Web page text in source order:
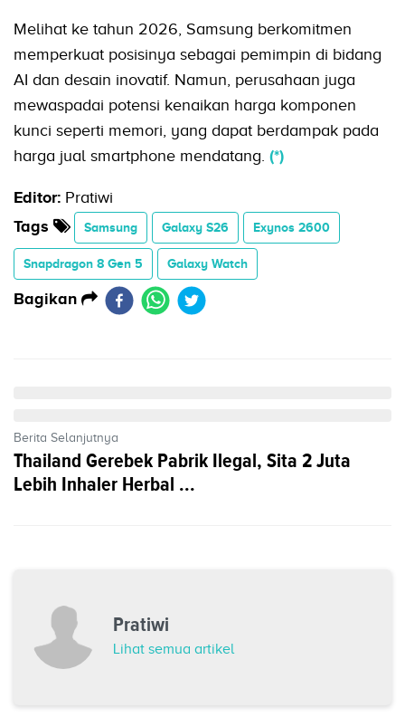
Melihat ke tahun 2026, Samsung berkomitmen
memperkuat posisinya sebagai pemimpin di bidang
AI dan desain inovatif. Namun, perusahaan juga
mewaspadai potensi kenaikan harga komponen
kunci seperti memori, yang dapat berdampak pada
harga jual smartphone mendatang. (*)
Editor: Pratiwi
Tags
Samsung Galaxy S26 Exynos 2600
Snapdragon 8 Gen 5 Galaxy Watch
Bagikan
Berita Selanjutnya
Thailand Gerebek Pabrik Ilegal, Sita 2 Juta
Lebih Inhaler Herbal ...
Pratiwi
Lihat semua artikel